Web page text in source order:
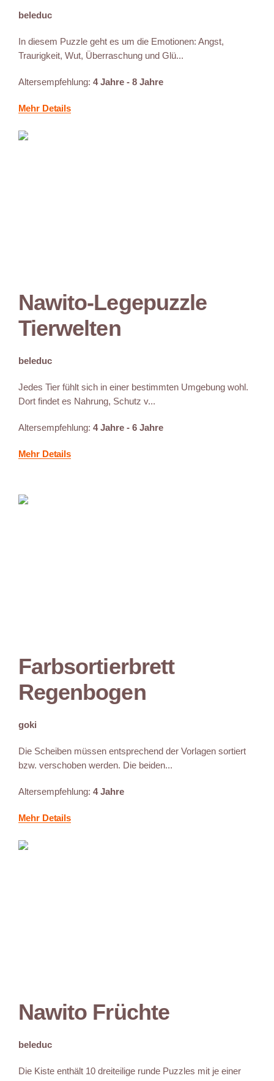
beleduc
In diesem Puzzle geht es um die Emotionen: Angst,
Traurigkeit, Wut, Überraschung und Glü...
Altersempfehlung: 4 Jahre - 8 Jahre
Mehr Details
Nawito-Legepuzzle
Tierwelten
beleduc
Jedes Tier fühlt sich in einer bestimmten Umgebung wohl.
Dort findet es Nahrung, Schutz v...
Altersempfehlung: 4 Jahre - 6 Jahre
Mehr Details
Farbsortierbrett
Regenbogen
goki
Die Scheiben müssen entsprechend der Vorlagen sortiert
bzw. verschoben werden. Die beiden...
Altersempfehlung: 4 Jahre
Mehr Details
Nawito Früchte
beleduc
Die Kiste enthält 10 dreiteilige runde Puzzles mit je einer